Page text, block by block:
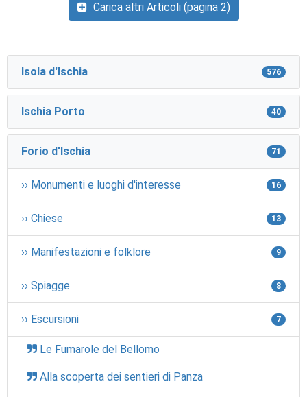
Carica altri Articoli (pagina 2)
Isola d'Ischia 576
Ischia Porto 40
Forio d'Ischia 71
›› Monumenti e luoghi d'interesse 16
›› Chiese 13
›› Manifestazioni e folklore 9
›› Spiagge 8
›› Escursioni 7
Le Fumarole del Bellomo
Alla scoperta dei sentieri di Panza